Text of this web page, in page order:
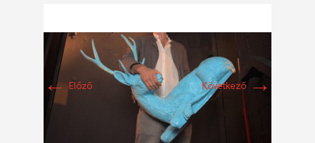
← Előző Következő →